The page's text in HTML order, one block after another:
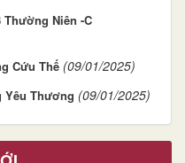
Thường Niên -C
Cứu Thế (09/01/2025)
Yêu Thương (09/01/2025)